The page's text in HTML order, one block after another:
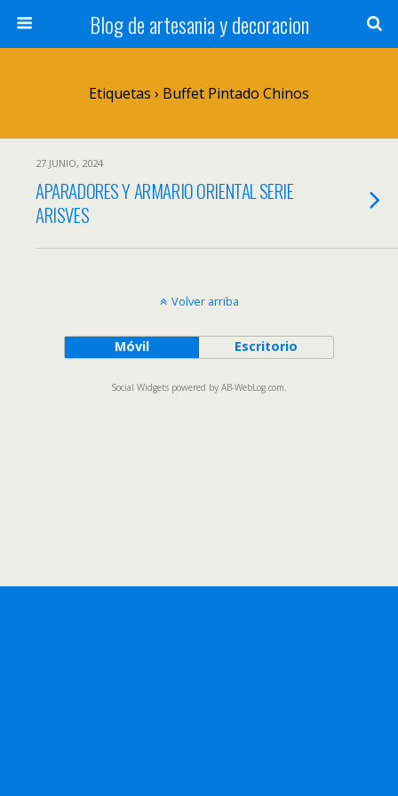
Blog de artesania y decoracion
Etiquetas › Buffet Pintado Chinos
27 JUNIO, 2024
APARADORES Y ARMARIO ORIENTAL SERIE
ARISVES
Volver arriba
Móvil Escritorio
Social Widgets powered by AB-WebLog.com.